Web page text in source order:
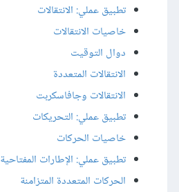
تطبيق عملي: الانتقالات
خاصيات الانتقالات
دوال التوقيت
الانتقالات المتعددة
الانتقالات وجافاسكربت
تطبيق عملي: التحريكات
خاصيات الحركات
تطبيق عملي: الإطارات المفتاحية
الحركات المتعددة المتزامنة